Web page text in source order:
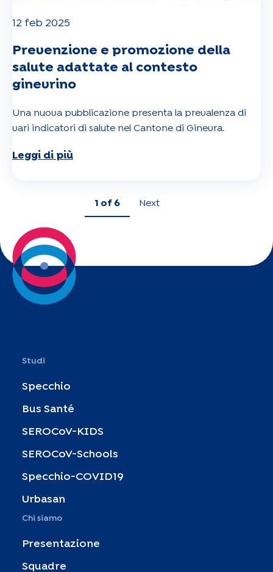
12 feb 2025
Prevenzione e promozione della
salute adattate al contesto
ginevrino
Una nuova pubblicazione presenta la prevalenza di
vari indicatori di salute nel Cantone di Ginevra.
Leggi di più
1 of 6 Next
Studi
Specchio
Bus Santé
SEROCoV-KIDS
SEROCoV-Schools
Specchio-COVID19
Urbasan
Chi siamo
Presentazione
Squadre